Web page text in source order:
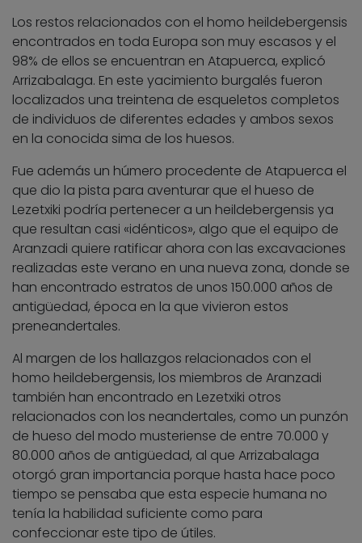
Los restos relacionados con el homo heildebergensis
encontrados en toda Europa son muy escasos y el
98% de ellos se encuentran en Atapuerca, explicó
Arrizabalaga. En este yacimiento burgalés fueron
localizados una treintena de esqueletos completos
de individuos de diferentes edades y ambos sexos
en la conocida sima de los huesos.
Fue además un húmero procedente de Atapuerca el
que dio la pista para aventurar que el hueso de
Lezetxiki podría pertenecer a un heildebergensis ya
que resultan casi «idénticos», algo que el equipo de
Aranzadi quiere ratificar ahora con las excavaciones
realizadas este verano en una nueva zona, donde se
han encontrado estratos de unos 150.000 años de
antigüedad, época en la que vivieron estos
preneandertales.
Al margen de los hallazgos relacionados con el
homo heildebergensis, los miembros de Aranzadi
también han encontrado en Lezetxiki otros
relacionados con los neandertales, como un punzón
de hueso del modo musteriense de entre 70.000 y
80.000 años de antigüedad, al que Arrizabalaga
otorgó gran importancia porque hasta hace poco
tiempo se pensaba que esta especie humana no
tenía la habilidad suficiente como para
confeccionar este tipo de útiles.